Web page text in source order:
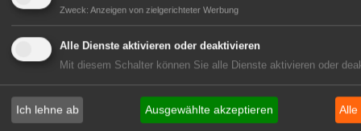
GABOT Immobilienangebote
1A-Lage, ihre Chance in der
grünen Branche
Repräsentative Immobilie für
Zweck: Anzeigen von zielgerichteter Werbung
Alle Dienste aktivieren oder deaktivieren
Mit diesem Schalter können Sie alle Dienste aktivieren oder
Ich lehne ab Ausgewählte akzeptieren Alle